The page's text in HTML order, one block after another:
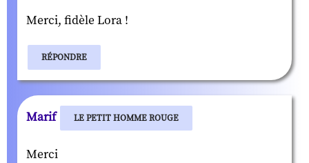
Merci, fidèle Lora !
RÉPONDRE
Marif LE PETIT HOMME ROUGE
Merci